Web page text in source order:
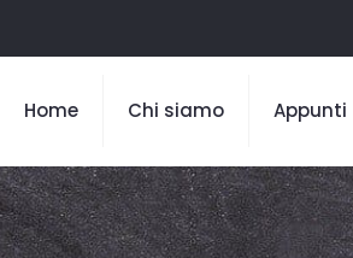
Home Chi siamo Appunti